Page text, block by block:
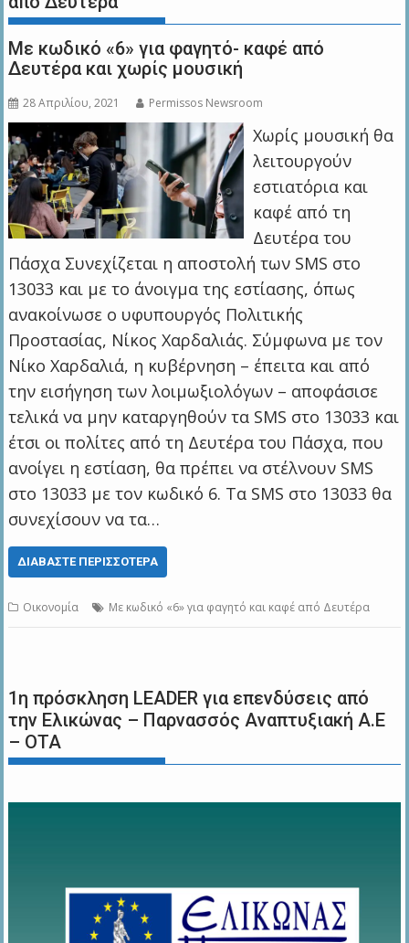
Με κωδικό «6» για φαγητό- καφέ από
Δευτέρα και χωρίς μουσική
28 Απριλίου, 2021 Permissos Newsroom
Χωρίς μουσική θα
λειτουργούν
εστιατόρια και
καφέ από τη
Δευτέρα του
Πάσχα Συνεχίζεται η αποστολή των SMS στο
13033 και με το άνοιγμα της εστίασης, όπως
ανακοίνωσε ο υφυπουργός Πολιτικής
Προστασίας, Νίκος Χαρδαλιάς. Σύμφωνα με τον
Νίκο Χαρδαλιά, η κυβέρνηση – έπειτα και από
την εισήγηση των λοιμωξιολόγων – αποφάσισε
τελικά να μην καταργηθούν τα SMS στο 13033 και
έτσι οι πολίτες από τη Δευτέρα του Πάσχα, που
ανοίγει η εστίαση, θα πρέπει να στέλνουν SMS
στο 13033 με τον κωδικό 6. Τα SMS στο 13033 θα
συνεχίσουν να τα…
ΔΙΑΒΆΣΤΕ ΠΕΡΙΣΣΌΤΕΡΑ
Οικονομία Με κωδικό «6» για φαγητό και καφέ από Δευτέρα
1η πρόσκληση LEADER για επενδύσεις από
την Ελικώνας – Παρνασσός Αναπτυξιακή Α.Ε
– ΟΤΑ